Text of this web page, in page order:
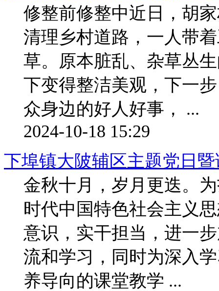
修整前修整中近日，胡
清理乡村道路，一人带
草。原本脏乱、杂草丛
下变得整洁美观，下一
众身边的好人好事， ...
2024-10-18 15:29
下埠镇大陂辅区主题党日
金秋十月，岁月更迭。
时代中国特色社会主义
意识，实干担当，进一
流和学习，同时为深入
养导向的课堂教学 ...